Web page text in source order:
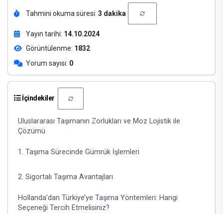
Tahmini okuma süresi: 3 dakika
Yayın tarihi: 14.10.2024
Görüntülenme: 1832
Yorum sayısı: 0
İçindekiler
Uluslararası Taşımanın Zorlukları ve Moz Lojistik ile
Çözümü
1. Taşıma Sürecinde Gümrük İşlemleri
2. Sigortalı Taşıma Avantajları
Hollanda’dan Türkiye’ye Taşıma Yöntemleri: Hangi
Seçeneği Tercih Etmelisiniz?